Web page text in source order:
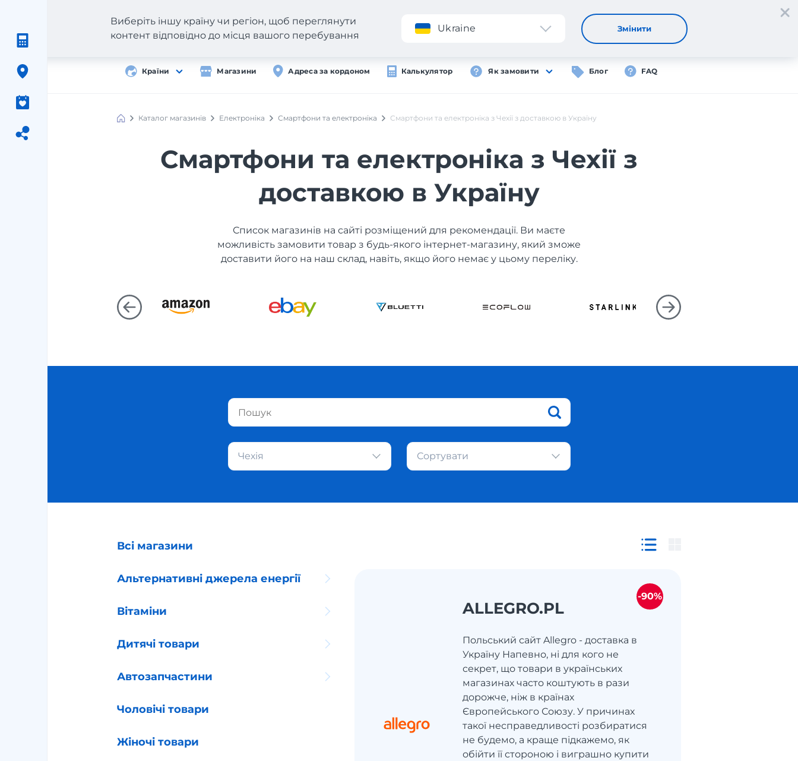
Додаток Реєстрація Вхід
Країни Магазини Адреса за кордоном Калькулятор Як замовити Блог FAQ
Виберіть іншу країну чи регіон, щоб переглянути
контент відповідно до місця вашого перебування
Ukraine Змінити
Каталог магазинів Електроніка Смартфони та електроніка Смартфони та електроніка з Чехії з доставкою в Україну
Смартфони та електроніка з Чехії з
доставкою в Україну
Список магазинів на сайті розміщений для рекомендації. Ви маєте
можливість замовити товар з будь-якого інтернет-магазину, який зможе
доставити його на наш склад, навіть, якщо його немає у цьому переліку.
Чехія Сортувати
Всі магазини
Альтернативні джерела енергії
Вітаміни
Дитячі товари
Автозапчастини
Чоловічі товари
Жіночі товари
ALLEGRO.PL
Польський сайт Allegro - доставка в
Україну Напевно, ні для кого не
секрет, що товари в українських
магазинах часто коштують в рази
дорожче, ніж в країнах
Європейського Союзу. У причинах
такої несправедливості розбиратися
не будемо, а краще підкажемо, як
обійти її стороною і виграшно купити
-90%